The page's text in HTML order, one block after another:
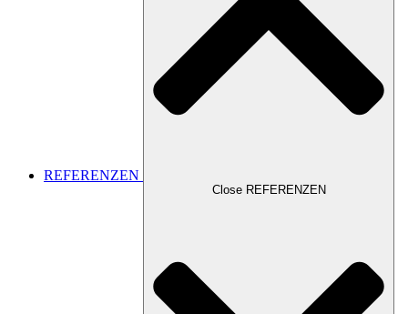
REFERENZEN
Close REFERENZEN